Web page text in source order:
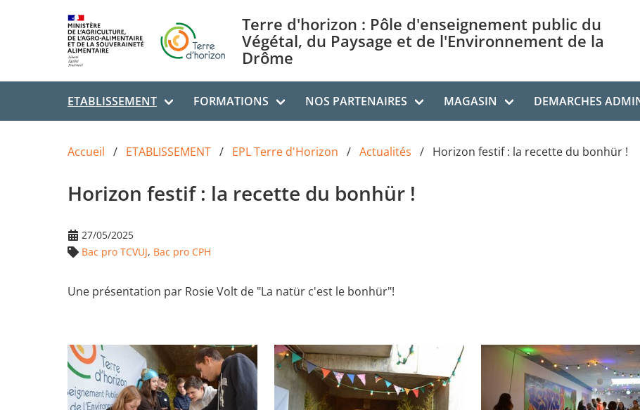
Terre d'horizon : Pôle d'enseignement public du
Végétal, du Paysage et de l'Environnement de la
Drôme
ETABLISSEMENT FORMATIONS NOS PARTENAIRES MAGASIN DEMARCHES
Accueil ETABLISSEMENT EPL Terre d'Horizon Actualités Horizon festif : la recette du bonhür !
Horizon festif : la recette du bonhür !
27/05/2025
Bac pro TCVUJ, Bac pro CPH
Une présentation par Rosie Volt de "La natür c'est le bonhür"!